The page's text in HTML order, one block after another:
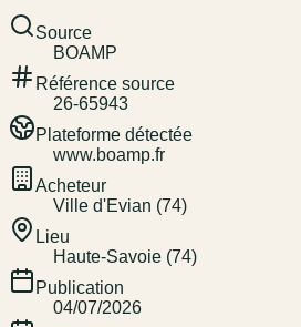
Source
BOAMP
Référence source
26-65943
Plateforme détectée
www.boamp.fr
Acheteur
Ville d'Evian (74)
Lieu
Haute-Savoie (74)
Publication
04/07/2026